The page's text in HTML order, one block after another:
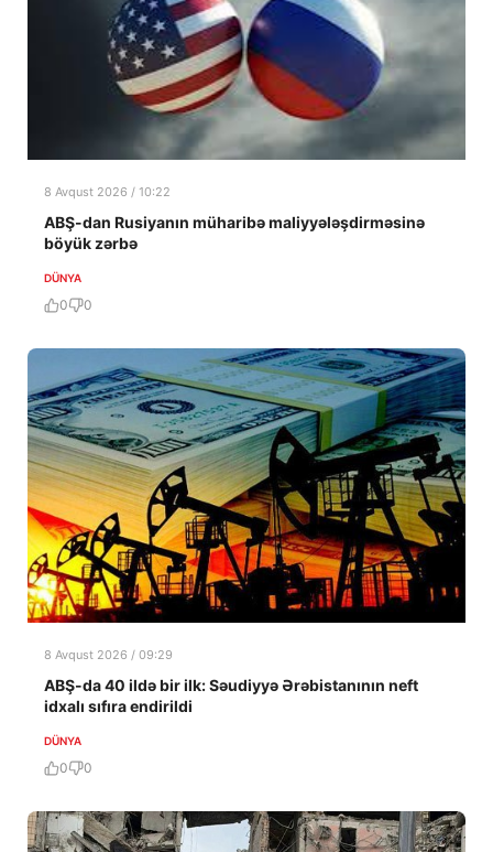
8 Avqust 2026 / 10:22
ABŞ-dan Rusiyanın müharibə maliyyələşdirməsinə
böyük zərbə
DÜNYA
0 0
8 Avqust 2026 / 09:29
ABŞ-da 40 ildə bir ilk: Səudiyyə Ərəbistanının neft
idxalı sıfıra endirildi
DÜNYA
0 0